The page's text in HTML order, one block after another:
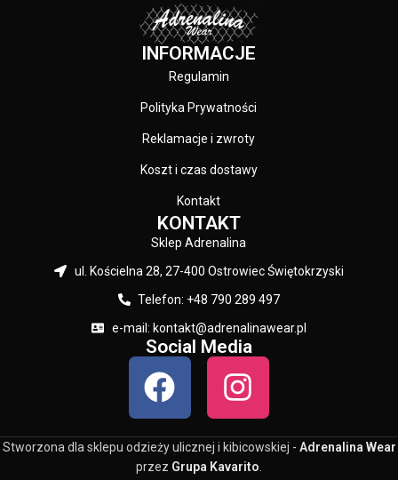
wypełnienie – 100% poliester
podszewka - 100% nylon
stójka chroniąca przed zimnem –
metalowy zamek przykryty
szeroką zakładką zapinana na
zatrzaski – dwie dodatkowe
piersiowej – wewnętrzna
dokumenty – w górnej części na
prostokątna naszywka – duże
czarne wstawki na rękawach –
całość bogata w efektowne
detale – skład materiału: 100%
nylon / podszewka oraz
INFORMACJE
Regulamin
Polityka Prywatności
Reklamacje i zwroty
Koszt i czas dostawy
Kontakt
KONTAKT
Sklep Adrenalina
ul. Kościelna 28, 27-400 Ostrowiec Świętokrzyski
Telefon: +48 790 289 497
e-mail: kontakt@adrenalinawear.pl
Social Media
Stworzona dla sklepu odzieży ulicznej i kibicowskiej - Adrenalina Wear
przez Grupa Kavarito